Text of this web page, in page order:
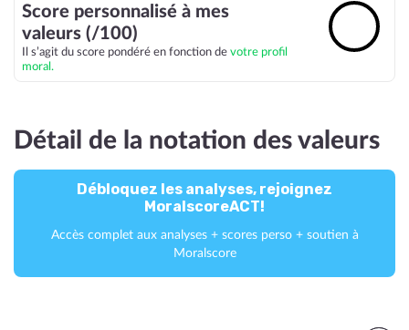
Score personnalisé à mes
valeurs (/100)
Il s’agit du score pondéré en fonction de votre profil
moral.
Détail de la notation des valeurs
Débloquez les analyses, rejoignez
MoralscoreACT!
Accès complet aux analyses + scores perso + soutien à
Moralscore